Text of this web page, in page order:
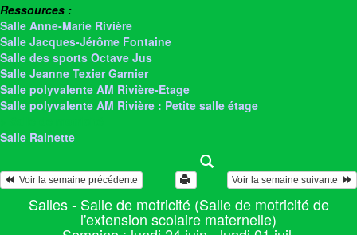
Ressources :
Salle Anne-Marie Rivière
Salle Jacques-Jérôme Fontaine
Salle des sports Octave Jus
Salle Jeanne Texier Garnier
Salle polyvalente AM Rivière-Etage
Salle polyvalente AM Rivière : Petite salle étage
Salle Rainette
  Voir la semaine précédente
Voir la semaine suivante
Salles - Salle de motricité (Salle de motricité de
l'extension scolaire maternelle)